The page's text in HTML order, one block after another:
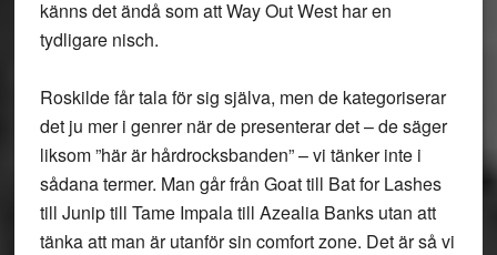
känns det ändå som att Way Out West har en
tydligare nisch.
Roskilde får tala för sig själva, men de kategoriserar
det ju mer i genrer när de presenterar det – de säger
liksom ”här är hårdrocksbanden” – vi tänker inte i
sådana termer. Man går från Goat till Bat for Lashes
till Junip till Tame Impala till Azealia Banks utan att
tänka att man är utanför sin comfort zone. Det är så vi